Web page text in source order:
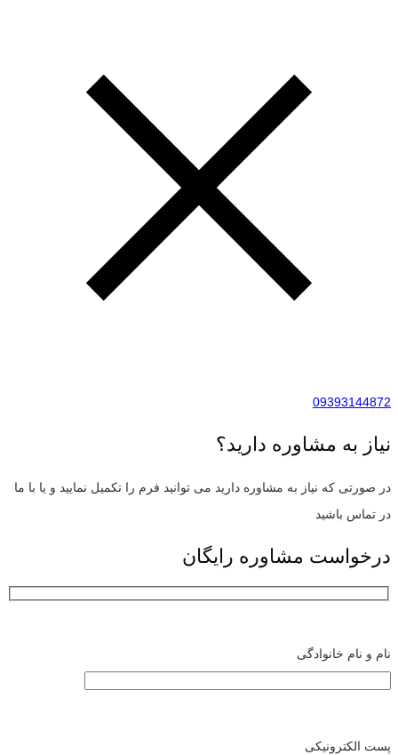
09393144872
نیاز به مشاوره دارید؟
در صورتی که نیاز به مشاوره دارید می توانید فرم را تکمیل نمایید و یا با ما
در تماس باشید
درخواست مشاوره رایگان
نام و نام خانوادگی
پست الکترونیکی